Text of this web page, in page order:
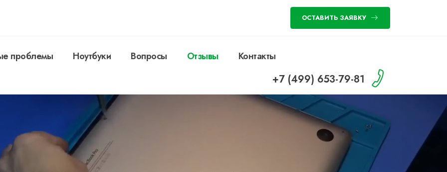
ОСТАВИТЬ ЗАЯВКУ
проблемы Ноутбуки Вопросы Отзывы Контакты
+7 (499) 653-79-81